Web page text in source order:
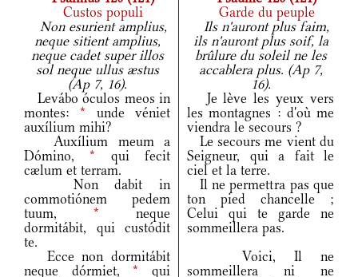
Custos populi
Garde du peuple
Non esurient amplius,
neque sitient amplius,
neque cadet super illos
sol neque ullus æstus
(Ap 7, 16).
Ils n'auront plus faim,
ils n'auront plus soif, la
brûlure du soleil ne les
accablera plus. (Ap 7,
16).
Levábo óculos meos in
montes:* unde véniet
auxílium mihi?
Je lève les yeux vers
les montagnes : d'où me
viendra le secours ?
Auxílium meum a
Dómino,* qui fecit
cælum et terram.
Le secours me vient du
Seigneur, qui a fait le
ciel et la terre.
Non dabit in
commotiónem pedem
tuum, * neque
dormitábit, qui custódit
te.
Il ne permettra pas que
ton pied chancelle ;
Celui qui te garde ne
sommeillera pas.
Ecce non dormitábit
neque dórmiet,* qui
Voici, Il ne
sommeillera ni ne